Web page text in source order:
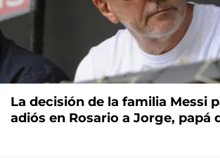
La decisión de la familia Messi
adiós en Rosario a Jorge, papá